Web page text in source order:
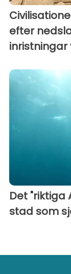
efter
inristningar
Det "riktiga
stad som